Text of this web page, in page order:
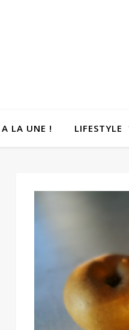
A LA UNE ! LIFESTYLE